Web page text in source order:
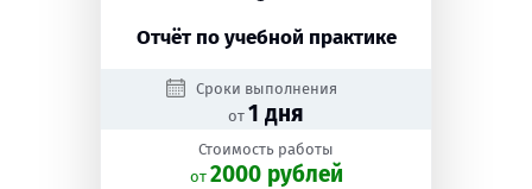
Отчёт по учебной практике
Сроки выполнения
от 1 дня
Стоимость работы
oт 2000 рублей